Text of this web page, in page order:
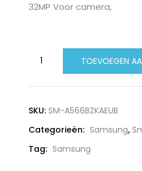
32MP Voor camera,
Samsung
A56
128GB
aantal
TOEVOEGEN
SKU: SM-A566BZKAEUB
Categorieën: Samsung,
Tag: Samsung